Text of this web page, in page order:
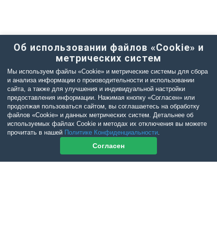
Об использовании файлов «Cookie» и
метрических систем
Мы используем файлы «Cookie» и метрические системы для сбора
и анализа информации о производительности и использовании
сайта, а также для улучшения и индивидуальной настройки
предоставления информации. Нажимая кнопку «Согласен» или
продолжая пользоваться сайтом, вы соглашаетесь на обработку
файлов «Cookie» и данных метрических систем. Детальнее об
используемых файлах Cookie и методах их отключения вы можете
прочитать в нашей Политике Конфиденциальности.
Согласен